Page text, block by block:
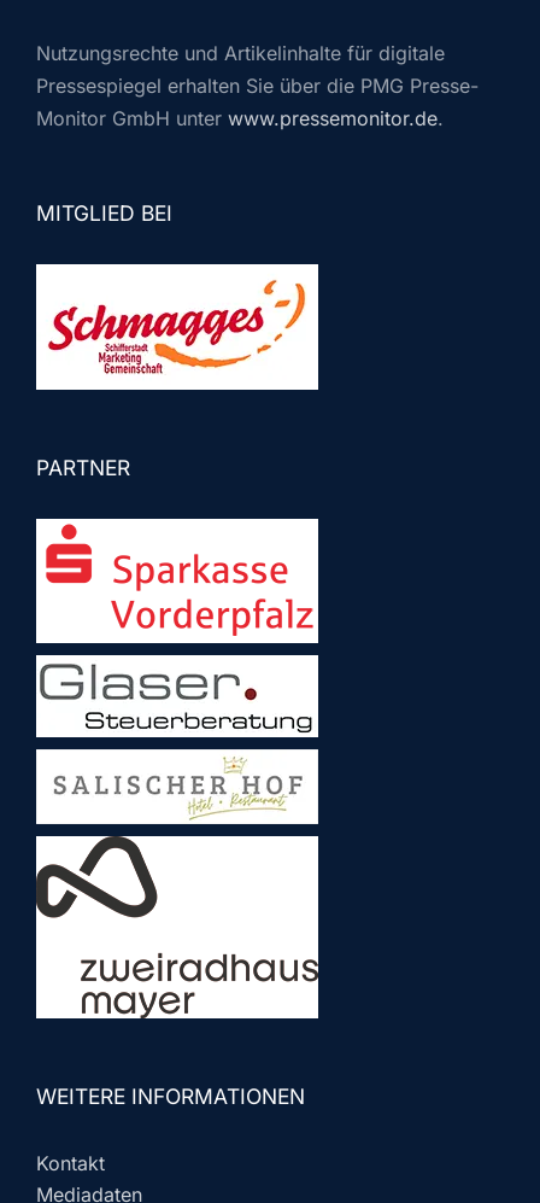
Nutzungsrechte und Artikelinhalte für digitale
Pressespiegel erhalten Sie über die PMG Presse-
Monitor GmbH unter www.pressemonitor.de.
MITGLIED BEI
PARTNER
WEITERE INFORMATIONEN
Kontakt
Mediadaten